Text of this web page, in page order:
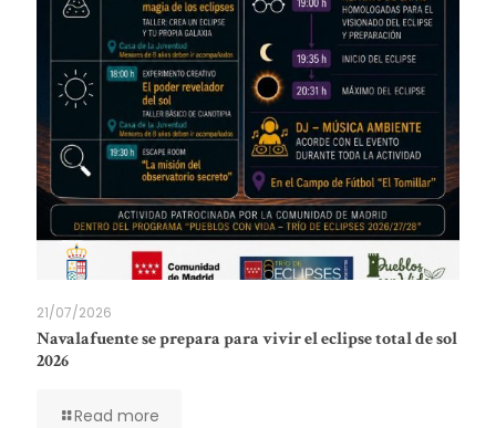
21/07/2026
Navalafuente se prepara para vivir el eclipse total de sol
2026
Read more